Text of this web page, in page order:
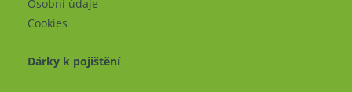
Osobní údaje
Cookies
Dárky k pojištění